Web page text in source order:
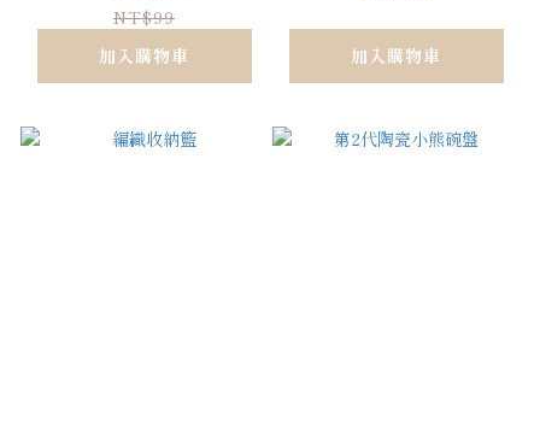
NT$99
加入購物車
加入購物車